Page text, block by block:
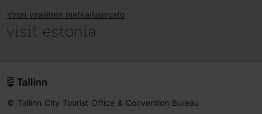
Viron virallinen matkailusivusto
© Tallinn City Tourist Office & Convention Bureau